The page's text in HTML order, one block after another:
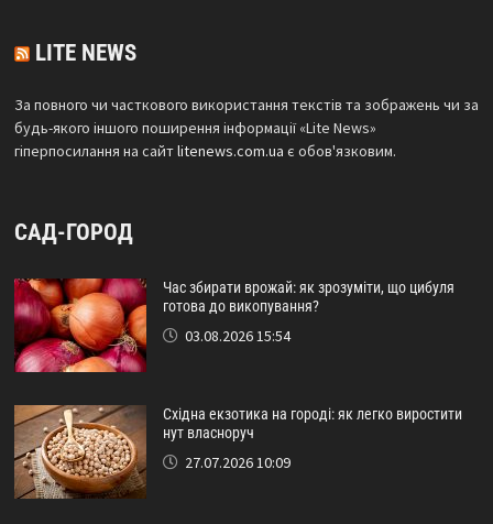
LITE NEWS
За повного чи часткового використання текстів та зображень чи за
будь-якого іншого поширення інформації «Lite News»
гіперпосилання на сайтlitenews.com.ua є обов'язковим.
САД-ГОРОД
Час збирати врожай: як зрозуміти, що цибуля
готова до викопування?
03.08.2026 15:54
Східна екзотика на городі: як легко виростити
нут власноруч
27.07.2026 10:09